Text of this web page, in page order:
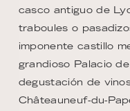
casco antiguo de
traboules o
imponente castillo
grandioso Palacio
degustación de
Châteauneuf-du-